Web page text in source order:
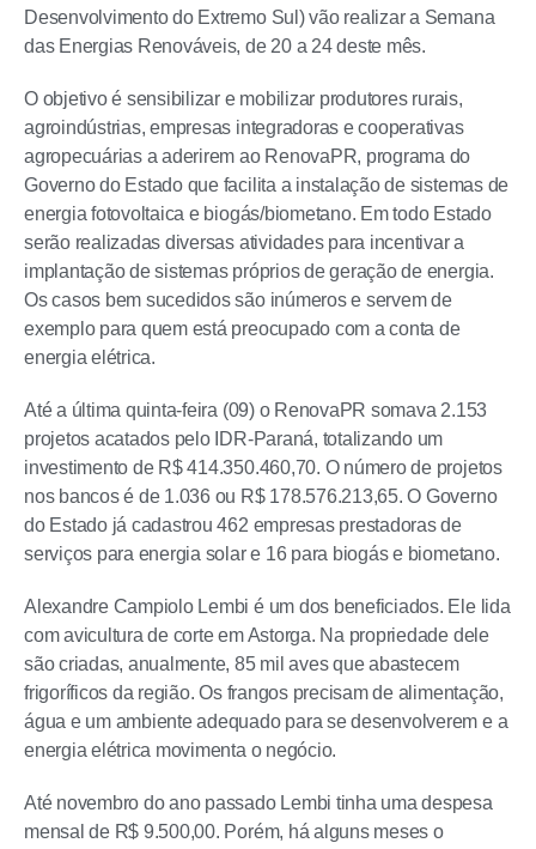
Desenvolvimento do Extremo Sul) vão realizar a Semana
das Energias Renováveis, de 20 a 24 deste mês.
O objetivo é sensibilizar e mobilizar produtores rurais,
agroindústrias, empresas integradoras e cooperativas
agropecuárias a aderirem ao RenovaPR, programa do
Governo do Estado que facilita a instalação de sistemas de
energia fotovoltaica e biogás/biometano. Em todo Estado
serão realizadas diversas atividades para incentivar a
implantação de sistemas próprios de geração de energia.
Os casos bem sucedidos são inúmeros e servem de
exemplo para quem está preocupado com a conta de
energia elétrica.
Até a última quinta-feira (09) o RenovaPR somava 2.153
projetos acatados pelo IDR-Paraná, totalizando um
investimento de R$ 414.350.460,70. O número de projetos
nos bancos é de 1.036 ou R$ 178.576.213,65. O Governo
do Estado já cadastrou 462 empresas prestadoras de
serviços para energia solar e 16 para biogás e biometano.
Alexandre Campiolo Lembi é um dos beneficiados. Ele lida
com avicultura de corte em Astorga. Na propriedade dele
são criadas, anualmente, 85 mil aves que abastecem
frigoríficos da região. Os frangos precisam de alimentação,
água e um ambiente adequado para se desenvolverem e a
energia elétrica movimenta o negócio.
Até novembro do ano passado Lembi tinha uma despesa
mensal de R$ 9.500,00. Porém, há alguns meses o